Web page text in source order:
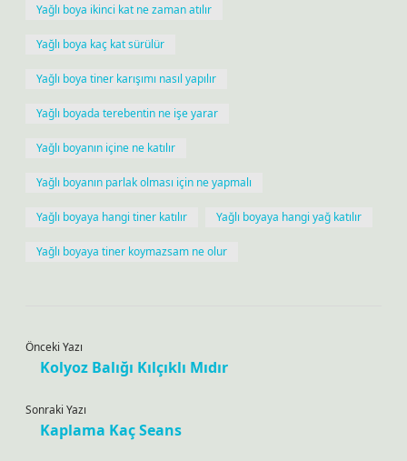
Yağlı boya ikinci kat ne zaman atılır
Yağlı boya kaç kat sürülür
Yağlı boya tiner karışımı nasıl yapılır
Yağlı boyada terebentin ne işe yarar
Yağlı boyanın içine ne katılır
Yağlı boyanın parlak olması için ne yapmalı
Yağlı boyaya hangi tiner katılır Yağlı boyaya hangi yağ katılır
Yağlı boyaya tiner koymazsam ne olur
Önceki Yazı
Kolyoz Balığı Kılçıklı Mıdır
Sonraki Yazı
Kaplama Kaç Seans